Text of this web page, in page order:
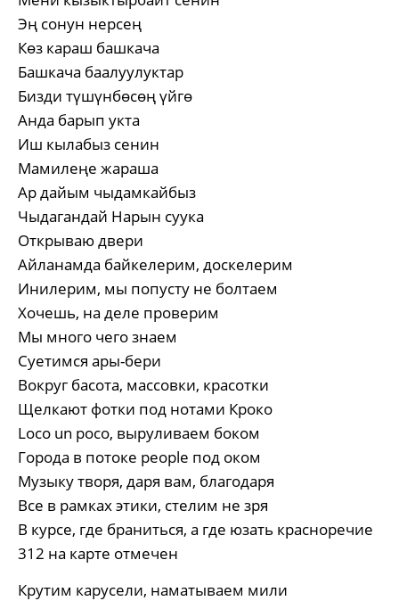
Эң сонун нерсең
Көз караш башкача
Башкача баалуулуктар
Бизди түшүнбөсөң үйгө
Анда барып укта
Иш кылабыз сенин
Мамилеңе жараша
Ар дайым чыдамкайбыз
Чыдагандай Нарын суука
Открываю двери
Айланамда байкелерим, доскелерим
Инилерим, мы попусту не болтаем
Хочешь, на деле проверим
Мы много чего знаем
Суетимся ары-бери
Вокруг басота, массовки, красотки
Щелкают фотки под нотами Кроко
Loco un poco, выруливаем боком
Города в потоке people под оком
Музыку творя, даря вам, благодаря
Все в рамках этики, стелим не зря
В курсе, где браниться, а где юзать красноречие
312 на карте отмечен
Крутим карусели, наматываем мили